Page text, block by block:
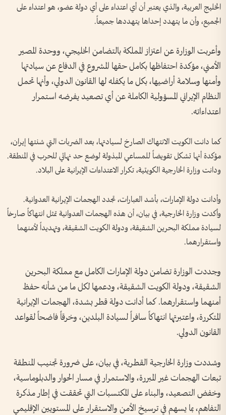
الخليج العربية، والذي يعتبر أن أي اعتداء على أي دولة عضو، هو اعتداء على
الجميع، وأن ما يتهدد إحداها يتهددها جميعاً.
وأعربت الوزارة عن اعتزاز المملكة بالتضامن الخليجي، ووحدة المصير
الأمني، مؤكدة احتفاظها بكامل حقها المشروع في الدفاع عن سيادتها
وأمنها وسلامة أراضيها، بكل ما يكفله لها القانون الدولي، وأنها تحمل
النظام الإيراني المسؤولية الكاملة عن أي تصعيد يفرضه استمرار
اعتداءاته.
كما دانت الكويت الانتهاك الصارخ لسيادتها، بعد الضربات التي شنتها إيران،
مؤكدة أنها تشكل تقويضاً للمساعي المبذولة لوضع حد نهائي للحرب في المنطقة.
ودانت وزارة الخارجية الكويتية، تكرار الاعتداءات الإيرانية على البلاد.
وأدانت دولة الإمارات، بأشد العبارات، تجدد الهجمات الإيرانية العدوانية.
وأكدت وزارة الخارجية، في بيان، أن هذه الهجمات العدوانية تمثل انتهاكاً صارخاً
لسيادة مملكة البحرين الشقيقة، ودولة الكويت الشقيقة، وتهديداً لأمنهما
واستقرارهما.
وجددت الوزارة تضامن دولة الإمارات الكامل مع مملكة البحرين
الشقيقة، ودولة الكويت الشقيقة، ودعمها لكل ما من شأنه حفظ
أمنهما واستقرارهما. كما أدانت دولة قطر بشدة، الهجمات الإيرانية
المتكررة، واعتبرتها انتهاكاً سافراً لسيادة البلدين، وخرقاً فاضحاً لقواعد
القانون الدولي.
وشددت وزارة الخارجية القطرية، في بيان، على ضرورة تجنيب المنطقة
تبعات الهجمات غير المبررة، والاستمرار في مسار الحوار والدبلوماسية،
وخفض التصعيد، والبناء على المكتسبات التي تحققت في إطار مذكرة
التفاهم، بما يسهم في ترسيخ الأمن والاستقرار على المستويين الإقليمي